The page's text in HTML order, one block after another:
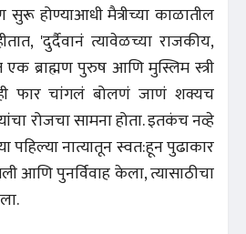
सुरू होण्याआधी मैत्रीच्या काळातील
'दुर्दैवानं त्यावेळच्या राजकीय,
ब्राह्मण पुरुष आणि मुस्लिम स्त्री
फार चांगलं बोलणं जाणं शक्यच
रोजचा सामना होता. इतकंच नव्हे
नात्यातून स्वत:हून पुढाकार
पुनर्विवाह केला, त्यासाठीचा